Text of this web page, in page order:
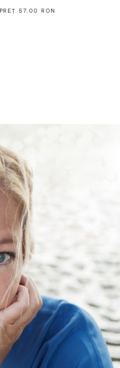
PREȚ 57.00 RON